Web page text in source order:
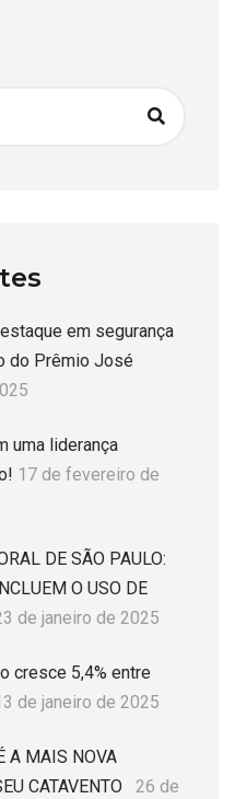
em segurança
do Prêmio José
uma liderança
17 de fevereiro de
DE SÃO PAULO:
O USO DE
de janeiro de 2025
cresce 5,4% entre
de janeiro de 2025
A MAIS NOVA
CATAVENTO
26 de